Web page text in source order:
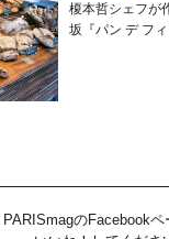
榎本哲シェフが
坂『パン デ フィ
PARISmagのFacebookペ